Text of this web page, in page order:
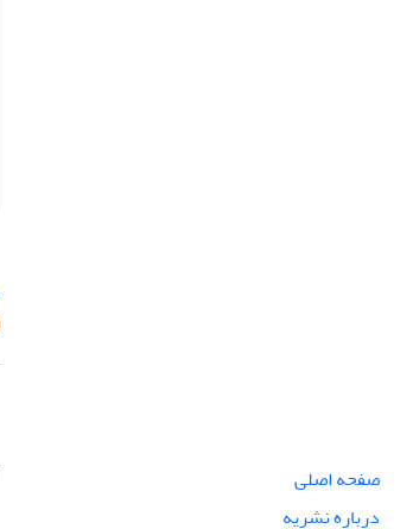
صفحه اصلی
درباره نشریه